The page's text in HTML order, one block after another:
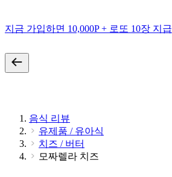
지금 가입하면 10,000P + 로또 10장 지급
음식 리뷰
유제품 / 유아식
치즈 / 버터
모짜렐라 치즈